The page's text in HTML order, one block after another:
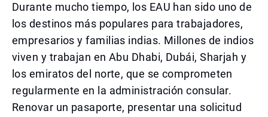
Durante mucho tiempo, los EAU han sido uno de
los destinos más populares para trabajadores,
empresarios y familias indias. Millones de indios
viven y trabajan en Abu Dhabi, Dubái, Sharjah y
los emiratos del norte, que se comprometen
regularmente en la administración consular.
Renovar un pasaporte, presentar una solicitud